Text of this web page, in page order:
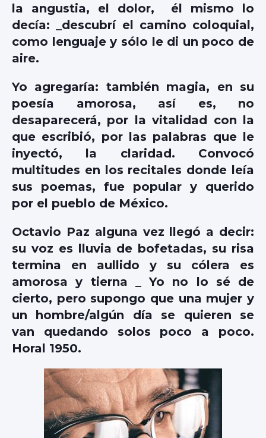
la angustia, el dolor, él mismo lo
decía: _descubrí el camino coloquial,
como lenguaje y sólo le di un poco de
aire.
Yo agregaría: también magia, en su
poesía amorosa, así es, no
desaparecerá, por la vitalidad con la
que escribió, por las palabras que le
inyectó, la claridad. Convocó
multitudes en los recitales donde leía
sus poemas, fue popular y querido
por el pueblo de México.
Octavio Paz alguna vez llegó a decir:
su voz es lluvia de bofetadas, su risa
termina en aullido y su cólera es
amorosa y tierna _ Yo no lo sé de
cierto, pero supongo que una mujer y
un hombre/algún día se quieren se
van quedando solos poco a poco.
Horal 1950.